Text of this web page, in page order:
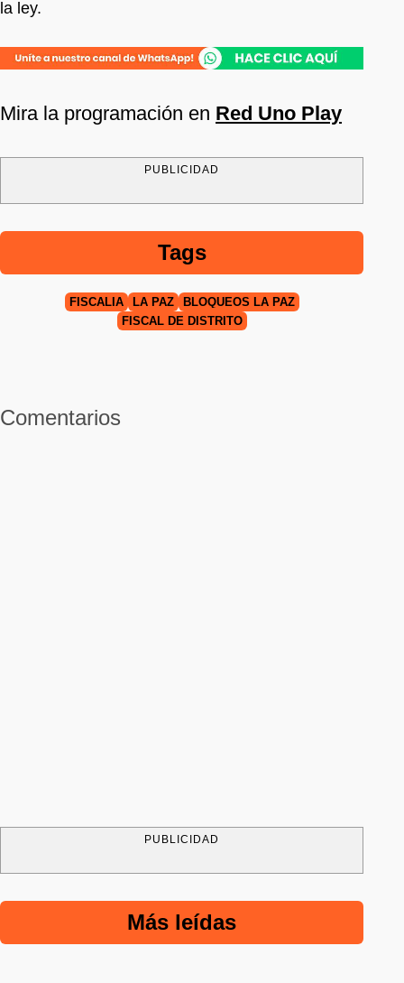
la ley.
Mira la programación en Red Uno Play
PUBLICIDAD
Tags
FISCALÍA LA PAZ
BLOQUEOS LA PAZ
FISCAL DE DISTRITO
Comentarios
PUBLICIDAD
Más leídas